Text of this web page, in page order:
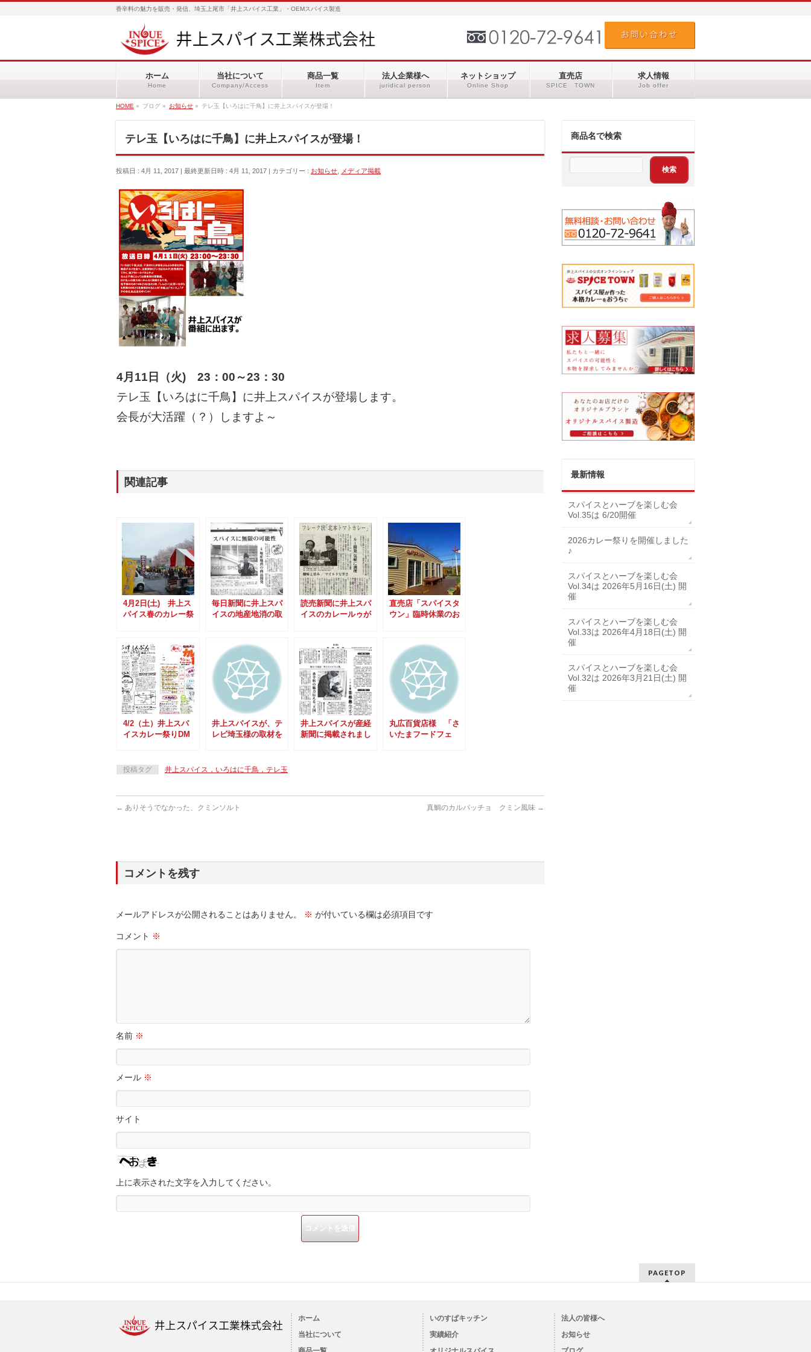
香辛料の魅力を販売・発信、埼玉上尾市「井上スパイス工業」・OEMスパイス製造
ホーム
Home
当社について
Company/Access
商品一覧
Item
法人企業様へ
juridical person
ネットショップ
Online Shop
直売店
SPICE TOWN
求人情報
Job offer
HOME » ブログ » お知らせ » テレ玉【いろはに千鳥】に井上スパイスが登場！
テレ玉【いろはに千鳥】に井上スパイスが登場！
投稿日 : 4月 11, 2017 最終更新日時 : 4月 11, 2017 カテゴリー : お知らせ メディア掲載
4月11日（火) 23：00～23：30
テレ玉【いろはに千鳥】に井上スパイスが登場します。
会長が大活躍（？）しますよ～
関連記事
4月2日(土) 井上ス
パイス春のカレー祭
毎日新聞に井上スパ
イスの地産地消の取
読売新聞に井上スパ
イスのカレールゥが
直売店「スパイスタ
ウン」臨時休業のお
4/2（土）井上スパ
イスカレー祭りDM
井上スパイスが、テ
レビ埼玉様の取材を
井上スパイスが産経
新聞に掲載されまし
丸広百貨店様 「さ
いたまフードフェ
投稿タグ 井上スパイス，いろはに千鳥，テレ玉
← ありそうでなかった、クミンソルト 真鯛のカルパッチョ クミン風味 →
コメントを残す
メールアドレスが公開されることはありません。 ※ が付いている欄は必須項目です
コメント ※
名前 ※
メール ※
サイト
上に表示された文字を入力してください。
商品名で検索
最新情報
スパイスとハーブを楽しむ会
Vol.35は 6/20開催
2026カレー祭りを開催しました
♪
スパイスとハーブを楽しむ会
Vol.34は 2026年5月16日(土) 開
催
スパイスとハーブを楽しむ会
Vol.33は 2026年4月18日(土) 開
催
スパイスとハーブを楽しむ会
Vol.32は 2026年3月21日(土) 開
催
PAGETOP
ホーム
当社について
いのすぱキッチン
実績紹介
法人の皆様へ
お知らせ